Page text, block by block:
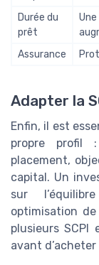
Durée du
prêt
Assurance
Adapter la
Enfin, il est
propre profil
placement,
capital. Un
sur
optimisation
plusieurs SCPI
avant